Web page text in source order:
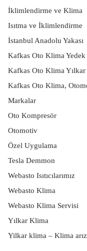
İklimlendirme ve Klima
Isıtma ve İklimlendirme
İstanbul Anadolu Yakası
Kafkas Oto Klima Yedek
Kafkas Oto Klima Yılkar
Kafkas Oto Klima,
Markalar
Oto Kompresör
Otomotiv
Özel Uygulama
Tesla Demmon
Webasto Isıtıcılarımız
Webasto Klima
Webasto Klima Servisi
Yılkar Klima
Yilkar klima – Klima